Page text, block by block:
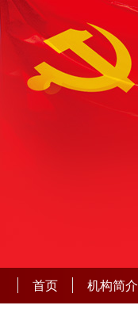
首页 机构简介